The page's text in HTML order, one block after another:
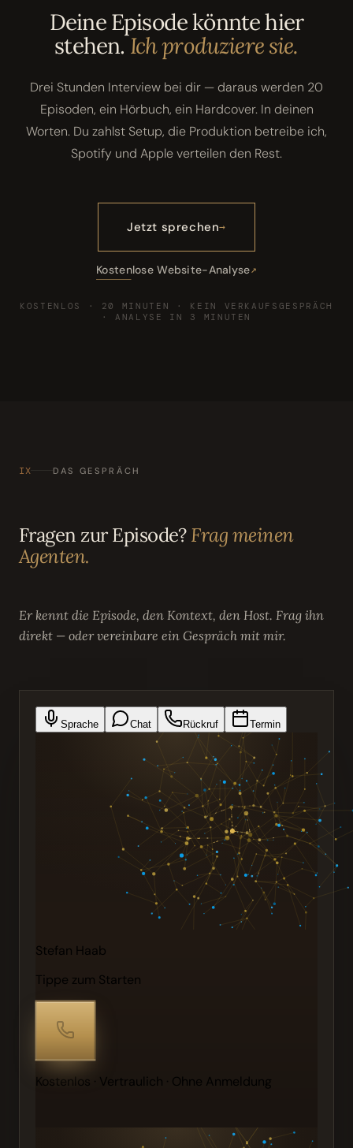
Deine Episode könnte hier
stehen.Ich produziere sie.
Drei Stunden Interview bei dir — daraus werden 20
Episoden, ein Hörbuch, ein Hardcover. In deinen
Worten. Du zahlst Setup, die Produktion betreibe ich,
Spotify und Apple verteilen den Rest.
Jetzt sprechen
Kostenlose Website-Analyse
KOSTENLOS · 20 MINUTEN · KEIN VERKAUFSGESPRÄCH
· ANALYSE IN 3 MINUTEN
IX DAS GESPRÄCH
Fragen zur Episode?Frag meinen
Agenten.
Er kennt die Episode, den Kontext, den Host. Frag ihn
direkt — oder vereinbare ein Gespräch mit mir.
Sprache Chat Rückruf Termin
Stefan Haab
Tippe zum Starten
Kostenlos · Vertraulich · Ohne Anmeldung